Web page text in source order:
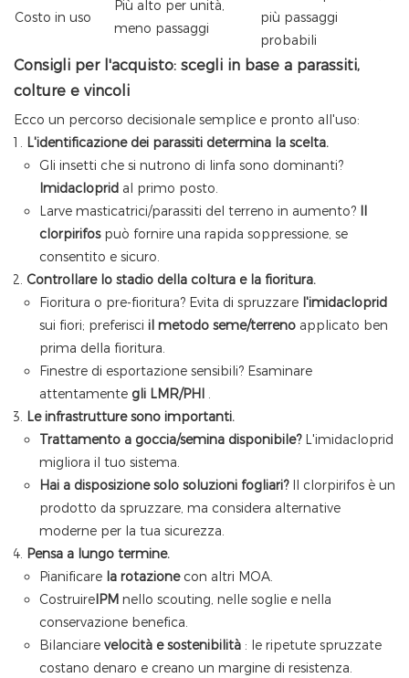
Costo in uso
Più alto per unità,
meno passaggi
più passaggi
probabili
Consigli per l'acquisto: scegli in base a parassiti,
colture e vincoli
Ecco un percorso decisionale semplice e pronto all'uso:
L'identificazione dei parassiti determina la scelta.
Gli insetti che si nutrono di linfa sono dominanti?
Imidacloprid al primo posto.
Larve masticatrici/parassiti del terreno in aumento? Il
clorpirifospuò fornire una rapida soppressione, se
consentito e sicuro.
Controllare lo stadio della coltura e la fioritura.
Fioritura o pre-fioritura? Evita di spruzzare l'imidacloprid
sui fiori; preferisci il metodo seme/terreno applicato ben
prima della fioritura.
Finestre di esportazione sensibili? Esaminare
attentamente gli LMR/PHI .
Le infrastrutture sono importanti.
Trattamento a goccia/semina disponibile?L'imidacloprid
migliora il tuo sistema.
Hai a disposizione solo soluzioni fogliari?Il clorpirifos è un
prodotto da spruzzare, ma considera alternative
moderne per la tua sicurezza.
Pensa a lungo termine.
Pianificare la rotazionecon altri MOA.
CostruireIPM nello scouting, nelle soglie e nella
conservazione benefica.
Bilanciare velocità e sostenibilità : le ripetute spruzzate
costano denaro e creano un margine di resistenza.